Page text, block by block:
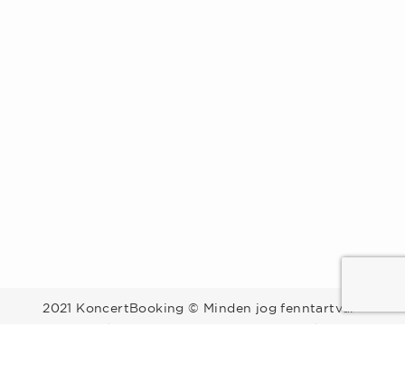
2021 KoncertBooking © Minden jog fenntartva.
Kapcsolat | Telefonszám: +36 30 157 9812 | E-mail: